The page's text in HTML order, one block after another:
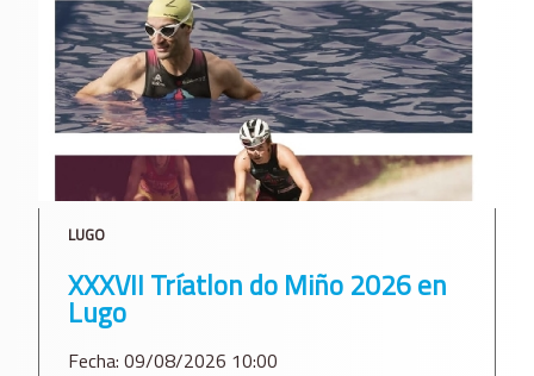
LUGO
XXXVII Tríatlon do Miño 2026 en
Lugo
Fecha: 09/08/2026 10:00